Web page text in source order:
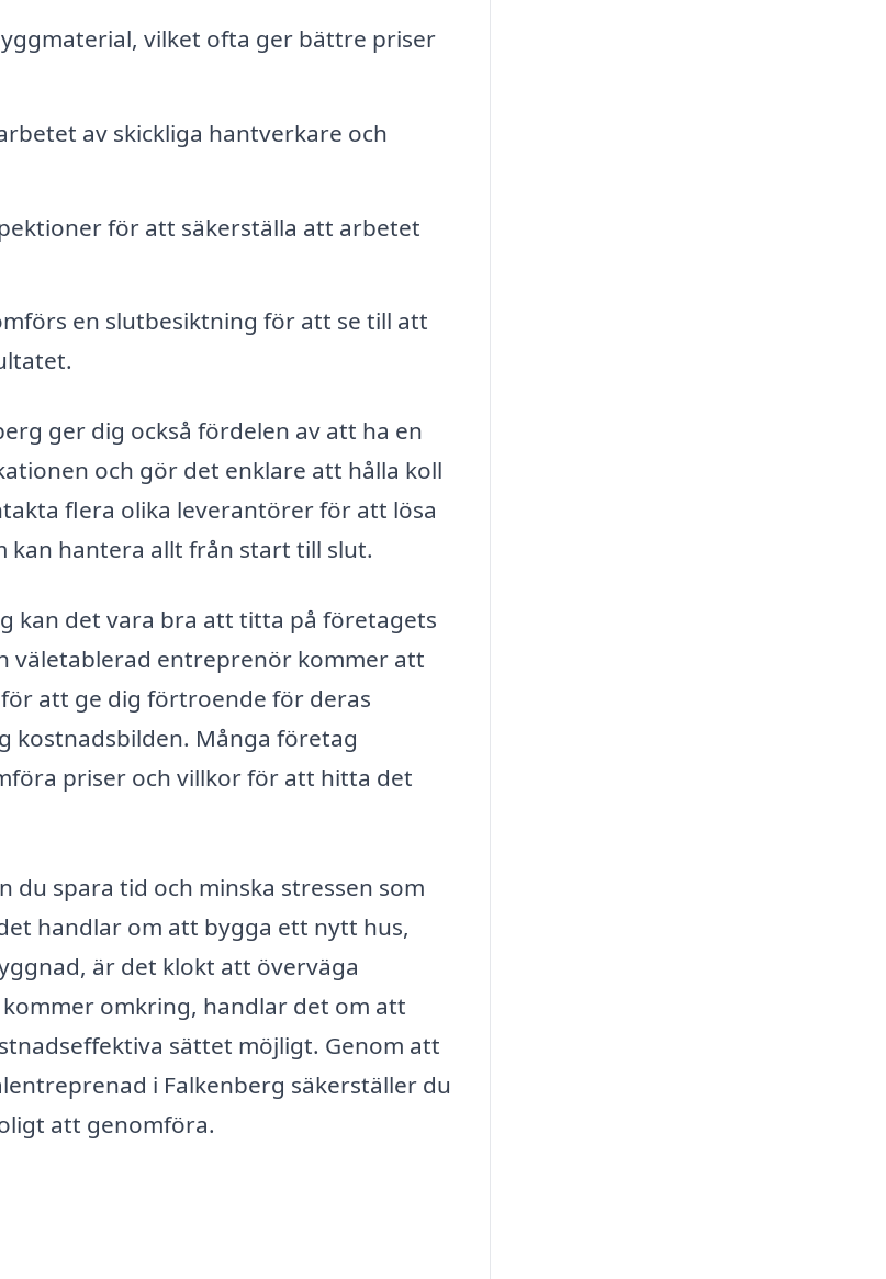
vilket ofta ger bättre priser
av skickliga hantverkare och
för att säkerställa att arbetet
en slutbesiktning för att se till att
ger dig också fördelen av att ha en
och gör det enklare att hålla koll
flera olika leverantörer för att lösa
kan hantera allt från start till slut.
kan det vara bra att titta på företagets
väletablerad entreprenör kommer att
att ge dig förtroende för deras
kostnadsbilden. Många företag
priser och villkor för att hitta det
spara tid och minska stressen som
handlar om att bygga ett nytt hus,
är det klokt att överväga
omkring, handlar det om att
sättet möjligt. Genom att
i Falkenberg säkerställer du
att genomföra.